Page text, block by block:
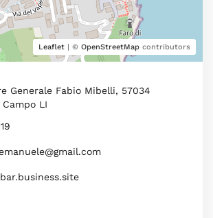
Leaflet | © OpenStreetMap contributors
Generale Fabio Mibelli, 57034
LI